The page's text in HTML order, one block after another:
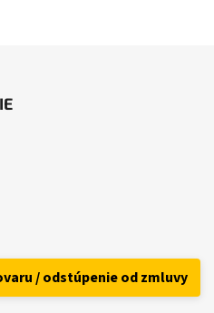
/ odstúpenie od zmluvy